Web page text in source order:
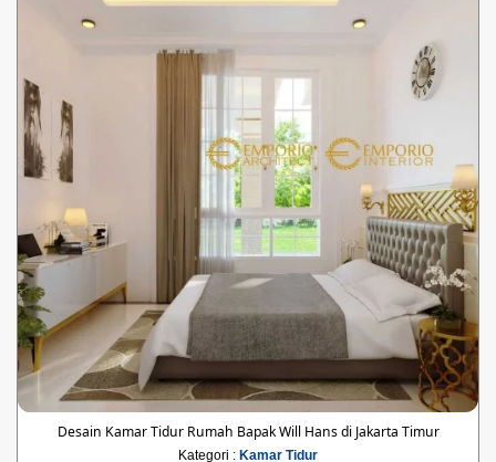
Desain Kamar Tidur Rumah Bapak Will Hans di Jakarta Timur
Kategori : Kamar Tidur